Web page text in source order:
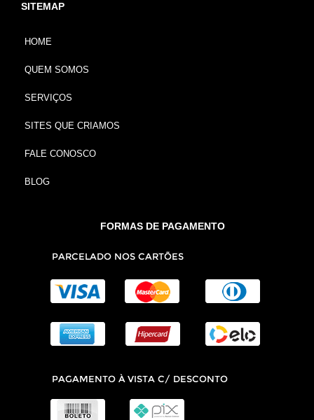
SITEMAP
HOME
QUEM SOMOS
SERVIÇOS
SITES QUE CRIAMOS
FALE CONOSCO
BLOG
FORMAS DE PAGAMENTO